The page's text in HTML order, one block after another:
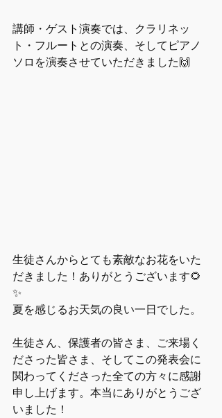
講師・ゲスト演奏では、クラリネッ
ト・フルートとの演奏、そしてピアノ
ソロを演奏させていただきました🙌
生徒さんからとても素敵なお花をいた
だきました！ありがとうございます🌻
✨
夏を感じるお天気の良い一日でした。
生徒さん、保護者の皆さま、ご来場く
ださった皆さま、そしてこの発表会に
関わってくださった全ての方々に感謝
申し上げます。本当にありがとうござ
いました！